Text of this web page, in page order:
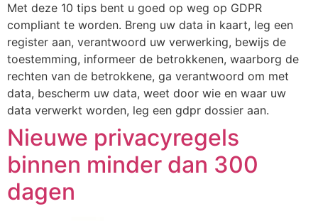
Met deze 10 tips bent u goed op weg op GDPR
compliant te worden. Breng uw data in kaart, leg een
register aan, verantwoord uw verwerking, bewijs de
toestemming, informeer de betrokkenen, waarborg de
rechten van de betrokkene, ga verantwoord om met
data, bescherm uw data, weet door wie en waar uw
data verwerkt worden, leg een gdpr dossier aan.
Nieuwe privacyregels
binnen minder dan 300
dagen